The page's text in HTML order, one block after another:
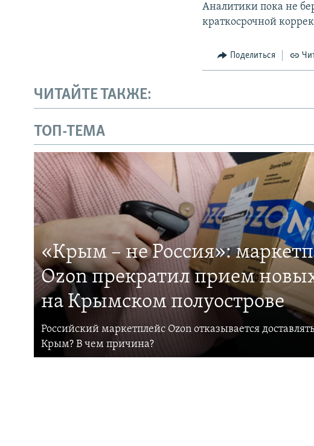
Аналитики пока не
краткосрочной
Поделиться
ЧИТАЙТЕ ТАКЖЕ:
ТОП-ТЕМА
«Крым – не Россия»:
Ozon прекратил прием
на Крымском полуострове
Российский маркетплейс Ozon отказывается
Крым? В чем причина?